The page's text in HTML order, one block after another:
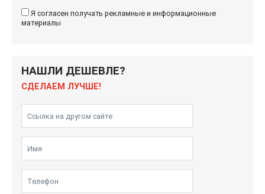
Я согласен получать рекламные и информационные
материалы
НАШЛИ ДЕШЕВЛЕ?
СДЕЛАЕМ ЛУЧШЕ!